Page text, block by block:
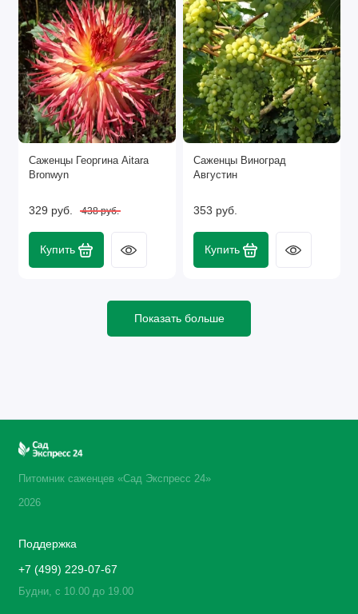
Саженцы Георгина Aitara
Bronwyn
329 руб. 438 руб.
Купить
Саженцы Виноград
Августин
353 руб.
Купить
Показать больше
Питомник саженцев «Сад Экспресс 24»
2026
Поддержка
+7 (499) 229-07-67
Будни, с 10.00 до 19.00